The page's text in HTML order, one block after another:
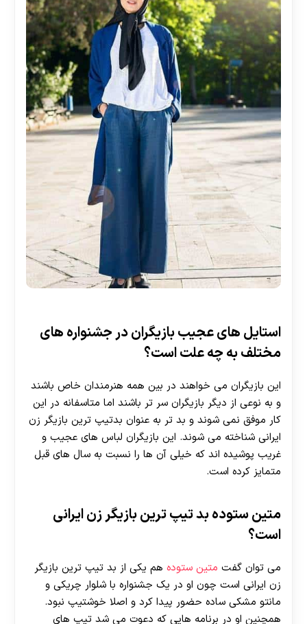
استایل های عجیب بازیگران در جشنواره های
مختلف به چه علت است؟
این بازیگران می خواهند در بین همه هنرمندان خاص باشند
و به نوعی از دیگر بازیگران سر تر باشند اما متاسفانه در این
کار موفق نمی شوند و بد تر به عنوان بدتیپ ترین بازیگر زن
ایرانی شناخته می شوند. این بازیگران لباس های عجیب و
غریب پوشیده اند که خیلی آن ها را نسبت به سال های قبل
متمایز کرده است.
متین ستوده بد تیپ ترین بازیگر زن ایرانی
است؟
می توان گفت متین ستوده هم یکی از بد تیپ ترین بازیگر
زن ایرانی است چون او در یک جشنواره با شلوار چریکی و
مانتو مشکی ساده حضور پیدا کرد و اصلا خوشتیپ نبود.
همچنین او در برنامه هایی که دعوت می شد تیپ های